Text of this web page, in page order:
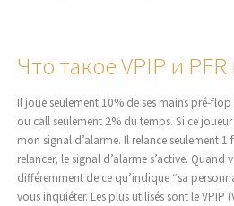
Что такое VPIP и
Il joue seulement 10% de ses mains pré-
ou call seulement 2% du temps. Si ce
mon signal d’alarme. Il relance seulement
relancer, le signal d’alarme s’active.
différemment de ce qu’indique “sa
vous inquiéter. Les plus utilisés sont le